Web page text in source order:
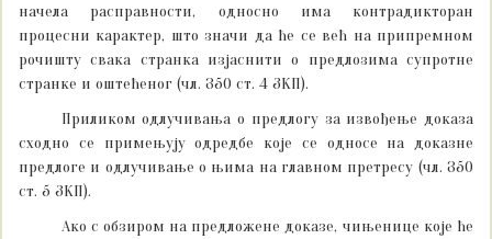
начела расправности, односно има контрадикторан
процесни карактер, што значи да ће се већ на припремном
рочишту свака странка изјаснити о предлозима супротне
странке и оштећеног (чл. 350 ст. 4 ЗКП).
Приликом одлучивања о предлогу за извођење доказа
сходно се примењују одредбе које се односе на доказне
предлоге и одлучивање о њима на главном претресу (чл. 350
ст. 5 ЗКП).
Ако с обзиром на предложене доказе, чињенице које ће